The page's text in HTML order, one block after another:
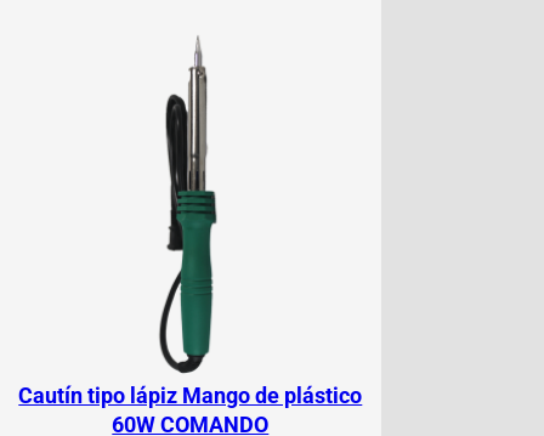
Cautín tipo lápiz Mango de plástico
60W COMANDO